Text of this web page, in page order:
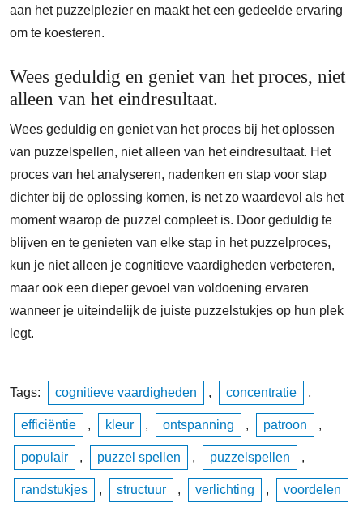
aan het puzzelplezier en maakt het een gedeelde ervaring
om te koesteren.
Wees geduldig en geniet van het proces, niet
alleen van het eindresultaat.
Wees geduldig en geniet van het proces bij het oplossen
van puzzelspellen, niet alleen van het eindresultaat. Het
proces van het analyseren, nadenken en stap voor stap
dichter bij de oplossing komen, is net zo waardevol als het
moment waarop de puzzel compleet is. Door geduldig te
blijven en te genieten van elke stap in het puzzelproces,
kun je niet alleen je cognitieve vaardigheden verbeteren,
maar ook een dieper gevoel van voldoening ervaren
wanneer je uiteindelijk de juiste puzzelstukjes op hun plek
legt.
Tags: cognitieve vaardigheden , concentratie ,
efficiëntie , kleur , ontspanning , patroon ,
populair , puzzel spellen , puzzelspellen ,
randstukjes , structuur , verlichting , voordelen